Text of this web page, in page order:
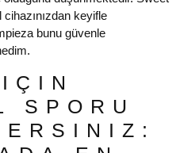
keyifle
bunu güvenle
SPORU